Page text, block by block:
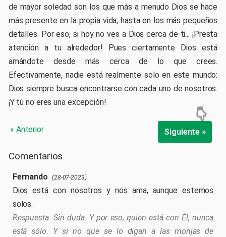
de mayor soledad son los que más a menudo Dios se hace
más presente en la propia vida, hasta en los más pequeños
detalles. Por eso, si hoy no ves a Dios cerca de ti... ¡Presta
atención a tu alrededor! Pues ciertamente Dios está
amándote desde más cerca de lo que crees.
Efectivamente, nadie está realmente solo en este mundo:
Dios siempre busca encontrarse con cada uno de nosotros.
¡Y tú no eres una excepción!
« Anterior Siguiente »
Comentarios
Fernando (28-07-2023)
Dios está con nosotros y nos ama, aunque estemos
solos.
Sin duda. Y por eso, quien está con Él, nunca
está sólo. Y si no que se lo digan a las monjas de